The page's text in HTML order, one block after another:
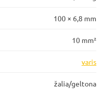
100 × 6,8 mm
10 mm²
varis
žalia/geltona